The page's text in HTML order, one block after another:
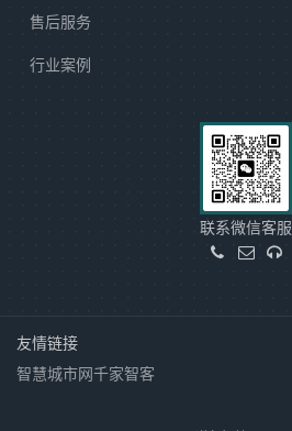
售后服务
行业案例
联系微信客服
友情链接
智慧城市网千家智客